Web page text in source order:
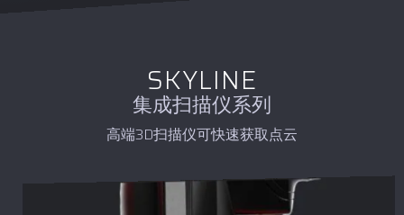
SKYLINE
集成扫描仪系列
高端3D扫描仪可快速获取点云